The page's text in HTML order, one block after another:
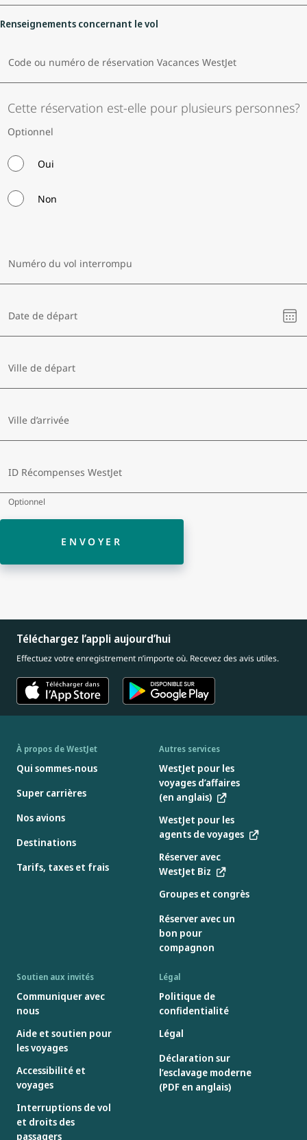
Renseignements concernant le vol
Code ou numéro de réservation Vacances WestJet
Cette réservation est-elle pour plusieurs personnes?
Optionnel
Oui
Non
Numéro du vol interrompu
Date de départ
une
Ville de départ
Ville d’arrivée
ID Récompenses WestJet
Optionnel
ENVOYER
Téléchargez l’appli aujourd’hui
Effectuez votre enregistrement n’importe où. Recevez des avis utiles.
À propos de WestJet
Qui sommes-nous
Super carrières
Nos avions
Destinations
Tarifs, taxes et frais
Autres services
WestJet pour les
voyages d’affaires
(en anglais)
WestJet pour les
agents de voyages
Réserver avec
WestJet Biz
Groupes et congrès
Réserver avec un
bon pour
compagnon
Soutien aux invités
Communiquer avec
nous
Aide et soutien pour
les voyages
Accessibilité et
voyages
Interruptions de vol
et droits des
passagers
Légal
Politique de
confidentialité
Légal
Déclaration sur
l’esclavage moderne
(PDF en anglais)